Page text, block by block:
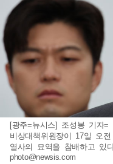
[광주=뉴시스] 조성봉 기자
비상대책위원장이 17일 오
열사의 묘역을 참배하고 있
photo@newsis.com